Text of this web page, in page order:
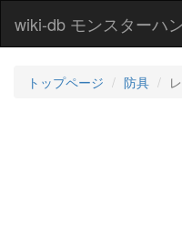
wiki-db モンスターハ
トップページ 防具